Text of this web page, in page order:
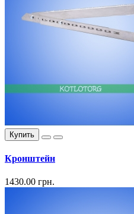
Купить
Кронштейн
1430.00 грн.